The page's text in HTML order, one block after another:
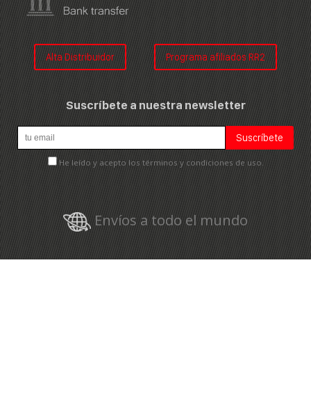
Alta Distribuidor Programa afiliados RR2
Suscríbete a nuestra newsletter
He leído y acepto los términos y condiciones de uso.
Envíos a todo el mundo